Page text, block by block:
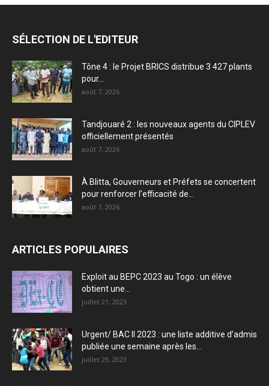
SÉLECTION DE L'EDITEUR
Tône 4 : le Projet BRICS distribue 3 427 plants
pour...
août 7, 2026
Tandjouaré 2 : les nouveaux agents du CIPLEV
officiellement présentés
août 7, 2026
À Blitta, Gouverneurs et Préfets se concertent
pour renforcer l’efficacité de...
août 7, 2026
ARTICLES POPULAIRES
Exploit au BEPC 2023 au Togo : un élève
obtient une...
juillet 21, 2023
Urgent/ BAC II 2023 : une liste additive d’admis
publiée une semaine après les...
juillet 29, 2023